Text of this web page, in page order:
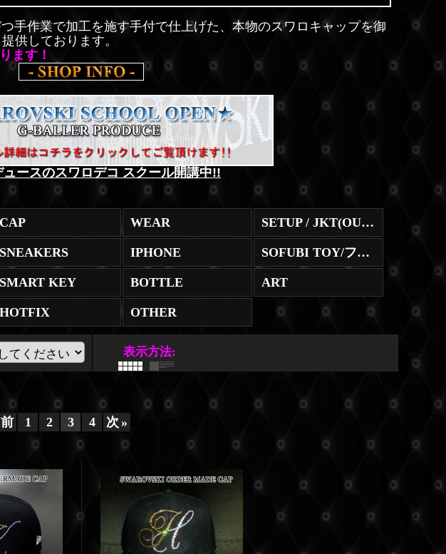
手作業で加工を施す手付で仕上げた、本物のスワロキャップを御
提供しております。
ます！
ースのスワロデコ スクール開講中!!
CAP WEAR SETUP / JKT(OUTER)
SNEAKERS IPHONE SOFUBI TOY/フィギュア
SMART KEY BOTTLE ART
HOTFIX OTHER
表示方法:
前 1 2 3 4 次 »